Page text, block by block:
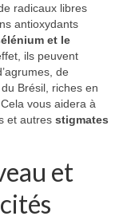
radicaux libres
antioxydants
et le
ils peuvent
de
Brésil, riches en
vous aidera à
et autres stigmates
et